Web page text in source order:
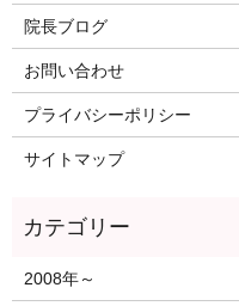
院長ブログ
お問い合わせ
プライバシーポリシー
サイトマップ
2008年～